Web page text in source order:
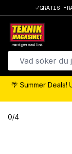
GRATIS
🌴 Summer Deals!
0/4